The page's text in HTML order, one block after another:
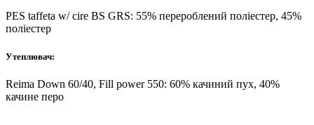
PES taffeta w/ cire BS GRS: 55% перероблений поліестер, 45%
поліестер
Утеплювач:
Reima Down 60/40, Fill power 550: 60% качиний пух, 40%
качине перо